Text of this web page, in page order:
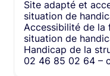
Site adapté et
situation de
Accessibilité de la
situation de
Handicap de la
02 46 85 02 64 –